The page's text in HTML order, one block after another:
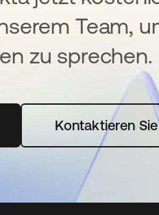
Team,
zu sprechen.
neuen Registerkarte
Kontaktieren